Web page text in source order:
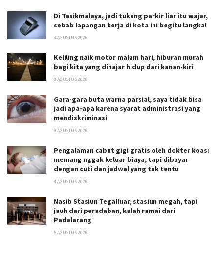
Di Tasikmalaya, jadi tukang parkir liar itu wajar,
sebab lapangan kerja di kota ini begitu langka!
3 AGUSTUS 2026
Keliling naik motor malam hari, hiburan murah
bagi kita yang dihajar hidup dari kanan-kiri
8 AGUSTUS 2026
Gara-gara buta warna parsial, saya tidak bisa
jadi apa-apa karena syarat administrasi yang
mendiskriminasi
9 AGUSTUS 2026
Pengalaman cabut gigi gratis oleh dokter koas:
memang nggak keluar biaya, tapi dibayar
dengan cuti dan jadwal yang tak tentu
4 AGUSTUS 2026
Nasib Stasiun Tegalluar, stasiun megah, tapi
jauh dari peradaban, kalah ramai dari
Padalarang
5 AGUSTUS 2026